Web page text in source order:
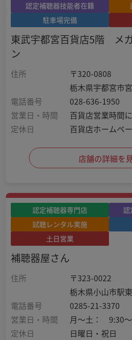
認定補聴器技能者在籍
駐車場完備
東武宇都宮百貨店5階 メ
ン
住所
〒320-0808
栃木県宇都宮市
電話番号
028-636-1950
営業日・時間
百貨店営業時間
定休日
百貨店ホームペ
店舗の詳細を
認定補聴器専門店
認
試聴レンタル実施
土日営業
補聴器屋さん
住所
〒323-0022
栃木県小山市駅
電話番号
0285-21-3370
営業日・時間
月～土： 9:30
定休日
日曜日・祝日